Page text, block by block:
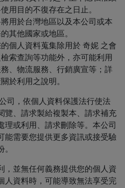
用目的不復存在之日止。
用於台灣地區以及本公司或本
其他國家或地區。
個人資料蒐集除用於 奇妮 之會
索查詢等功能外，亦可能利用
、物流服務、行銷廣宣等；詳
於利用之說明。
司，依個人資料保護法行使法
覽、請求製給複製本、請求補充
理或利用、請求刪除等。本公司
能需要您提供更多資訊或接受驗
，並無任何義務提供您的個人資
人資料時，可能導致無法享受完